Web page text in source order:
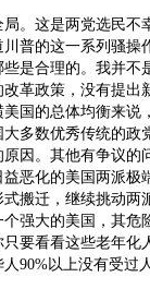
。这是两党选民不
普的这一系列骚操
是合理的。我并不
革政策，没有提出
国的总体均衡来说
多数优秀传统的政
因。其他有争议的
恶化的美国两派极
搬迁，继续挑动两
强大的美国，其危
要看看这些老年化
90%以上没有受过